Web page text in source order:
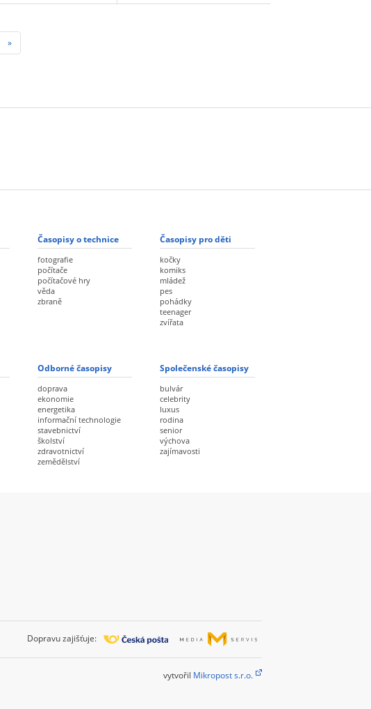
»
Časopisy o technice
fotografie
počítače
počítačové hry
věda
zbraně
Časopisy pro děti
kočky
komiks
mládež
pes
pohádky
teenager
zvířata
Odborné časopisy
doprava
ekonomie
energetika
informační technologie
stavebnictví
školství
zdravotnictví
zemědělství
Společenské časopisy
bulvár
celebrity
luxus
rodina
senior
výchova
zajímavosti
Dopravu zajišťuje:
vytvořil Mikropost s.r.o.